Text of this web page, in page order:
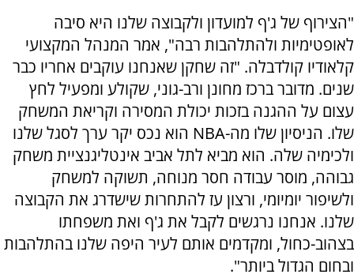
"הצירוף של ג'ף למועדון ולקבוצה שלנו היא סיבה
לאופטימיות ולהתלהבות רבה", אמר המנהל המקצועי
קלאודיו קולדבלה. "זה שחקן שאנחנו עוקבים אחריו כבר
שנים. מדובר ברכז מחונן ורב-גוני, שקולע ומפעיל לחץ
עצום על ההגנה בזכות יכולת המסירה וקריאת המשחק
שלו. הניסיון שלו מה-NBA הוא נכס יקר ערך לסגל שלנו
ולכימיה שלה. הוא מביא לתל אביב אינטליגנציית משחק
גבוהה, מוסר עבודה חסר מנוחה, תשוקה למשחק
ולשיפור יומיומי, ורצון עז להתחרות שישדרג את הקבוצה
שלנו. אנחנו נרגשים לקבל את ג'ף ואת משפחתו
בצהוב-כחול, ומקדמים אותם לעיר היפה שלנו בהתלהבות
ובחום הגדול ביותר".